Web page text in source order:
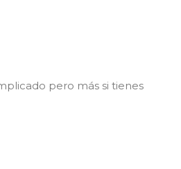
pero más si tienes